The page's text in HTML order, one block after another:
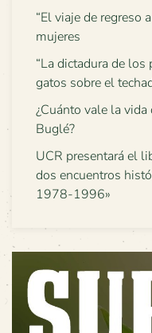
“El viaje de regreso
mujeres
“La dictadura de los
gatos sobre el
¿Cuánto vale la
Buglé?
UCR presentará el
dos encuentros
1978-1996»